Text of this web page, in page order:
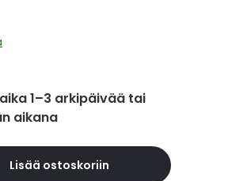
1–3 arkipäivää tai
aikana
Lisää ostoskoriin